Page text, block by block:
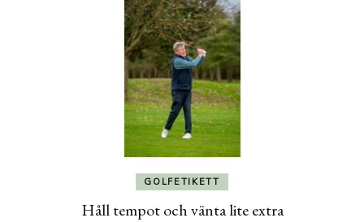
GOLFETIKETT
Håll tempot och vänta lite extra